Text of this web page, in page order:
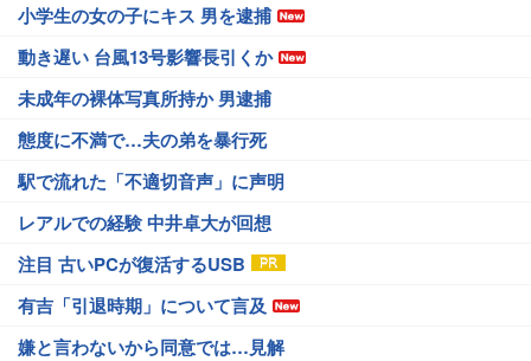
小学生の女の子にキス 男を逮捕
動き遅い 台風13号影響長引くか
未成年の裸体写真所持か 男逮捕
態度に不満で…夫の弟を暴行死
駅で流れた「不適切音声」に声明
レアルでの経験 中井卓大が回想
注目 古いPCが復活するUSB
有吉「引退時期」について言及
嫌と言わないから同意では…見解